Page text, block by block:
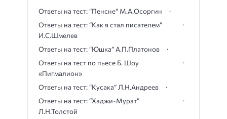
Ответы на тест: “Пенсне” М.А.Осоргин
Ответы на тест: “Как я стал писателем”
И.С.Шмелев
Ответы на тест: “Юшка” А.П.Платонов
Ответы на тест по пьесе Б. Шоу
«Пигмалион»
Ответы на тест: “Кусака” Л.Н.Андреев
Ответы на тест: “Хаджи-Мурат”
Л.Н.Толстой